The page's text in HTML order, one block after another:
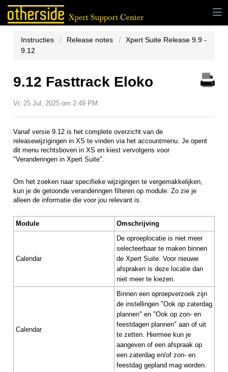
Instructies Release notes
Xpert Suite Release 9.9 -
9.12
9.12 Fasttrack Eloko
Vr, 25 Jul, 2025 om 2:49 PM
Vanaf versie 9.12 is het complete overzicht van de
releasewijzigingen in XS te vinden via het accountmenu. Je opent
dit menu rechtsboven in XS en kiest vervolgens voor
"Veranderingen in Xpert Suite".
Om het zoeken naar specifieke wijzigingen te vergemakkelijken,
kun je de getoonde veranderingen filteren op module. Zo zie je
alleen de informatie die voor jou relevant is.
Module Omschrijving
Calendar
De oproeplocatie is niet meer
selecteerbaar te maken binnen
de Xpert Suite. Voor nieuwe
afspraken is deze locatie dan
niet meer te kiezen.
Calendar
Binnen een oproepverzoek zijn
de instellingen "Ook op zaterdag
plannen" en "Ook op zon- en
feestdagen plannen" aan of uit
te zetten. Hiermee kun je
aangeven of een afspraak op
een zaterdag en/of zon- en
feestdag gepland mag worden.